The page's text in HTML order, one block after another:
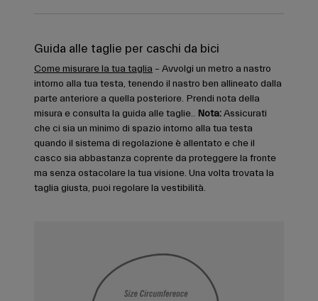
Guida alle taglie per caschi da bici
Come misurare la tua taglia – Avvolgi un metro a nastro
intorno alla tua testa, tenendo il nastro ben allineato dalla
parte anteriore a quella posteriore. Prendi nota della
misura e consulta la guida alle taglie.. Nota:Assicurati
che ci sia un minimo di spazio intorno alla tua testa
quando il sistema di regolazione è allentato e che il
casco sia abbastanza coprente da proteggere la fronte
ma senza ostacolare la tua visione. Una volta trovata la
taglia giusta, puoi regolare la vestibilità.